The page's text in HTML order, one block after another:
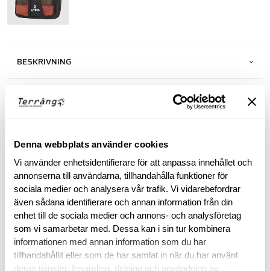
Denna webbplats använder cookies
Vi använder enhetsidentifierare för att anpassa innehållet och
annonserna till användarna, tillhandahålla funktioner för
sociala medier och analysera vår trafik. Vi vidarebefordrar
även sådana identifierare och annan information från din
enhet till de sociala medier och annons- och analysföretag
som vi samarbetar med. Dessa kan i sin tur kombinera
informationen med annan information som du har
tillhandahållit eller som de har samlat in när du har använt
deras tjänster. Insamling, delning och användning av
BESKRIVNING
RECENSIONER
RELATERADE PRODUKTER